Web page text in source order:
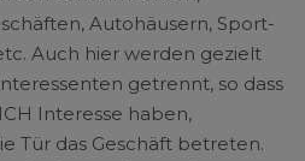
Autohäusern, Sport-
Auch hier werden gezielt
getrennt, so dass
Interesse haben,
Tür das Geschäft betreten.